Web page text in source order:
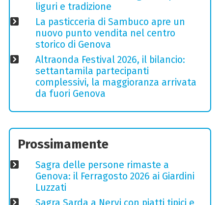
liguri e tradizione
La pasticceria di Sambuco apre un
nuovo punto vendita nel centro
storico di Genova
Altraonda Festival 2026, il bilancio:
settantamila partecipanti
complessivi, la maggioranza arrivata
da fuori Genova
Prossimamente
Sagra delle persone rimaste a
Genova: il Ferragosto 2026 ai Giardini
Luzzati